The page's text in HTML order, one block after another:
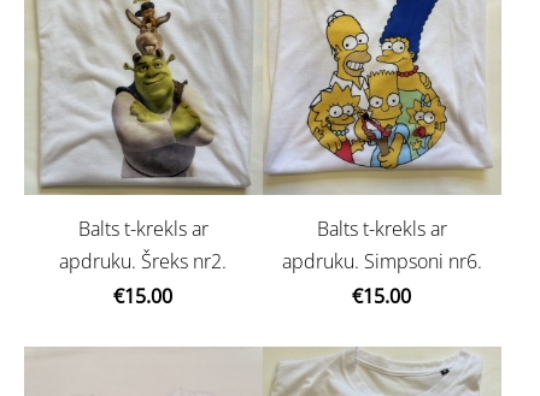
Balts t-krekls ar
apdruku. Šreks nr2.
€15.00
Balts t-krekls ar
apdruku. Simpsoni nr6.
€15.00